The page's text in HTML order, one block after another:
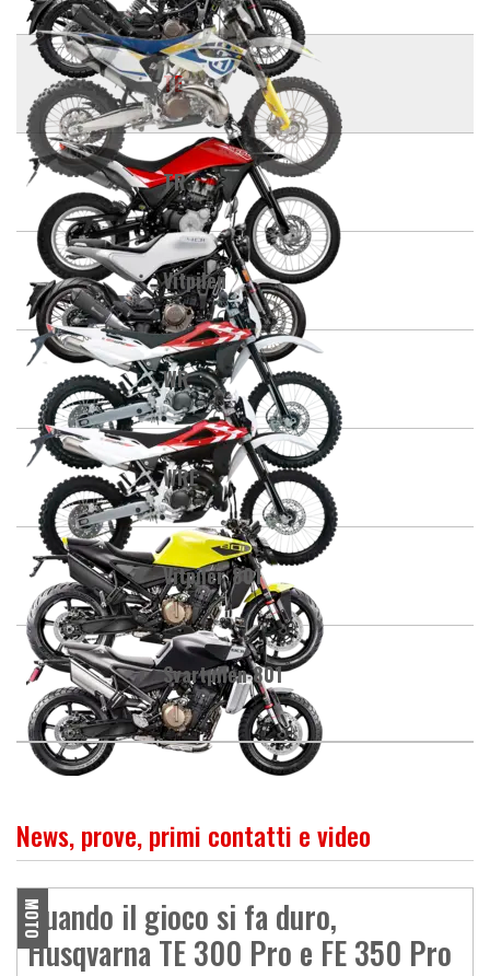
TE
TR
Vitpilen
WR
WRE
Vitpilen 801
Svartpilen 801
News, prove, primi contatti e video
MOTO
Quando il gioco si fa duro,
Husqvarna TE 300 Pro e FE 350 Pro